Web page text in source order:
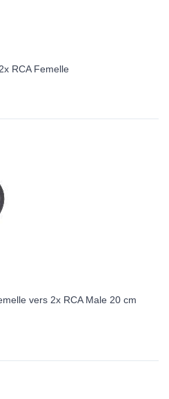
RCA Femelle
vers 2x RCA Male 20 cm